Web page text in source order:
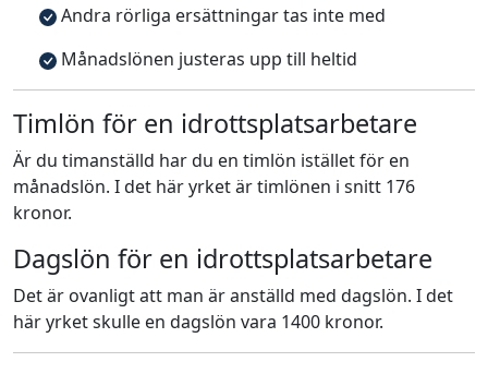
Andra rörliga ersättningar tas inte med
Månadslönen justeras upp till heltid
Timlön för en idrottsplatsarbetare
Är du timanställd har du en timlön istället för en
månadslön. I det här yrket är timlönen i snitt 176
kronor.
Dagslön för en idrottsplatsarbetare
Det är ovanligt att man är anställd med dagslön. I det
här yrket skulle en dagslön vara 1400 kronor.